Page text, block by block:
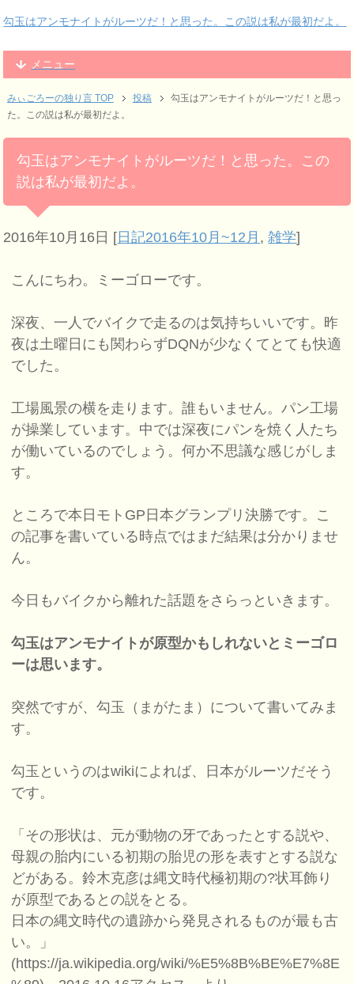
勾玉はアンモナイトがルーツだ！と思った。この説は私が最初だよ。
メニュー
みぃごろーの独り言 TOP 投稿
勾玉はアンモナイトがルーツだ！と思っ
た。この説は私が最初だよ。
勾玉はアンモナイトがルーツだ！と思った。この
説は私が最初だよ。
2016年10月16日 [ 日記2016年10月~12月 ,雑学]
こんにちわ。ミーゴローです。
深夜、一人でバイクで走るのは気持ちいいです。昨
夜は土曜日にも関わらずDQNが少なくてとても快適
でした。
工場風景の横を走ります。誰もいません。パン工場
が操業しています。中では深夜にパンを焼く人たち
が働いているのでしょう。何か不思議な感じがしま
す。
ところで本日モトGP日本グランプリ決勝です。こ
の記事を書いている時点ではまだ結果は分かりませ
ん。
今日もバイクから離れた話題をさらっといきます。
勾玉はアンモナイトが原型かもしれないとミーゴロ
ーは思います。
突然ですが、勾玉（まがたま）について書いてみま
す。
勾玉というのはwikiによれば、日本がルーツだそう
です。
「その形状は、元が動物の牙であったとする説や、
母親の胎内にいる初期の胎児の形を表すとする説な
どがある。鈴木克彦は縄文時代極初期の?状耳飾り
が原型であるとの説をとる。
日本の縄文時代の遺跡から発見されるものが最も古
い。」
(https://ja.wikipedia.org/wiki/%E5%8B%BE%E7%8E